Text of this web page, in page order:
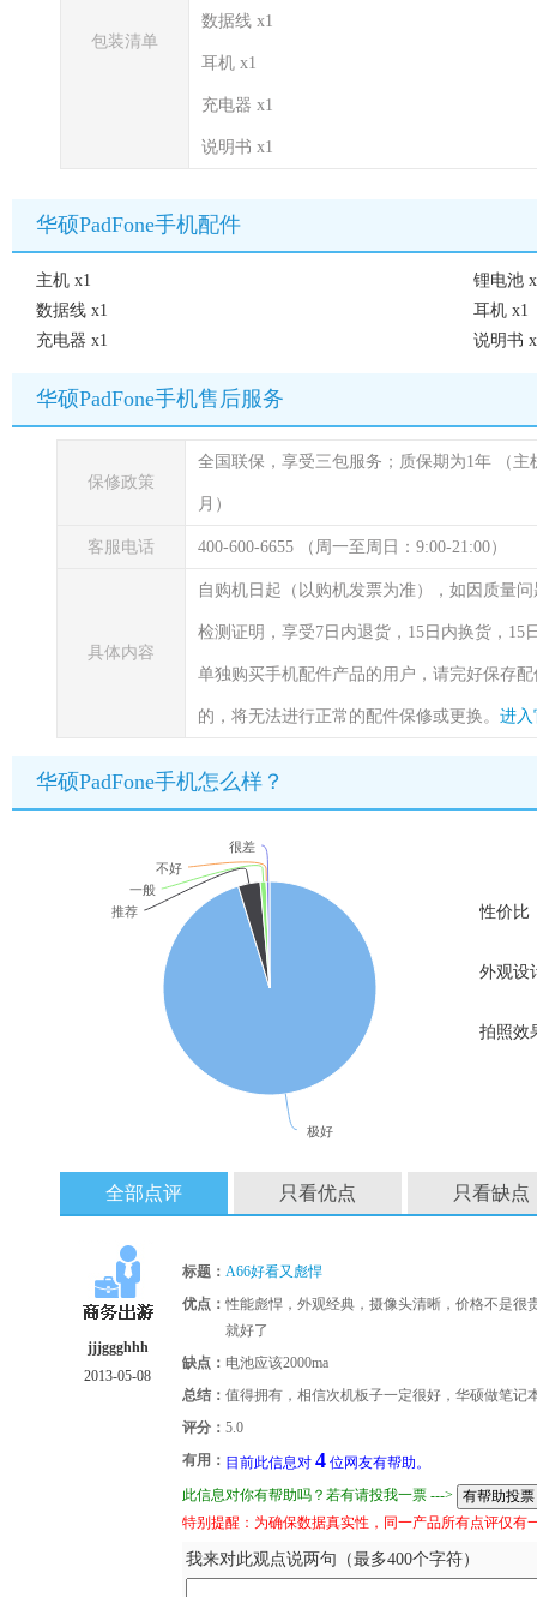
包装清单
数据线 x1
耳机 x1
充电器 x1
说明书 x1
华硕PadFone手机配件
主机 x1
锂电池
数据线 x1
耳机 x1
充电器 x1
说明书
华硕PadFone手机售后服务
保修政策
全国联保，享受三包服务；质保期为1年 （
月）
客服电话 400-600-6655 （周一至周日：9:00-21:00）
具体内容
自购机日起（以购机发票为准），如因质量
检测证明，享受7日内退货，15日内换货，
单独购买手机配件产品的用户，请完好保存
的，将无法进行正常的配件保修或更换。 进入
华硕PadFone手机怎么样？
极好
推荐
一般
不好
很差
性价比
外观设
拍照效
全部点评 只看优点 只看缺点
jjjggghhh
2013-05-08
标题： A66好看又彪悍
优点： 性能彪悍，外观经典，摄像头清晰，价格不是
就好了
缺点： 电池应该2000ma
总结： 值得拥有，相信次机板子一定很好，华硕做笔记
评分： 5.0
有用： 目前此信息对 4 位网友有帮助。
此信息对你有帮助吗？若有请投我一票 --->
特别提醒：为确保数据真实性，同一产品所有点评仅有
我来对此观点说两句（最多400个字符）